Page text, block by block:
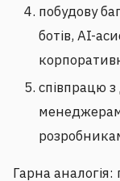
побудову
ботів, AI-
співпрацю
Гарна